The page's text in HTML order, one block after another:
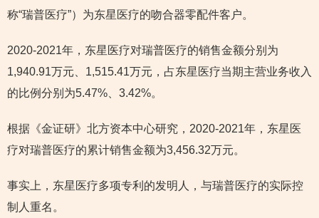
称“瑞普医疗”）为东星医疗的吻合器零配件客户。
2020-2021年，东星医疗对瑞普医疗的销售金额分别为
1,940.91万元、1,515.41万元，占东星医疗当期主营业务收入
的比例分别为5.47%、3.42%。
根据《金证研》北方资本中心研究，2020-2021年，东星医
疗对瑞普医疗的累计销售金额为3,456.32万元。
事实上，东星医疗多项专利的发明人，与瑞普医疗的实际控
制人重名。